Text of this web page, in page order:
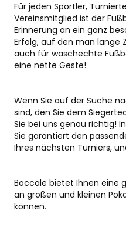
Für jeden Sportler,
Vereinsmitglied ist der
Erinnerung an ein ganz
Erfolg, auf den man lange
auch für waschechte
eine nette Geste!
Wenn Sie auf der Suche
sind, den Sie dem
Sie bei uns genau richtig!
Sie garantiert den
Ihres nächsten Turniers,
Boccale bietet Ihnen eine
an großen und kleinen
können.